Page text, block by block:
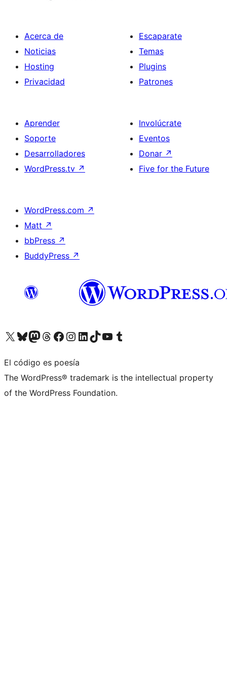
Acerca de
Noticias
Hosting
Privacidad
Escaparate
Temas
Plugins
Patrones
Aprender
Soporte
Desarrolladores
WordPress.tv ↗
Involúcrate
Eventos
Donar ↗
Five for the Future
WordPress.com ↗
Matt ↗
bbPress ↗
BuddyPress ↗
Visita nuestra cuenta de X (anteriormente Twitter)
Visita nuestra cuenta de Bluesky
Visita nuestra cuenta de Mastodon
Visita nuestra cuenta de Threads
Visita nuestra página de Facebook
Visita nuestra cuenta de Instagram
Visita nuestra cuenta de LinkedIn
Visita nuestra cuenta de TikTok
Visita nuestro canal de YouTube
Visita nuestra cuenta de Tumblr
El código es poesía
The WordPress® trademark is the intellectual property
of the WordPress Foundation.